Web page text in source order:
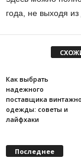
года, не выходя из
Как выбрать
надежного
поставщика
одежды: советы и
лайфхаки
Последнее